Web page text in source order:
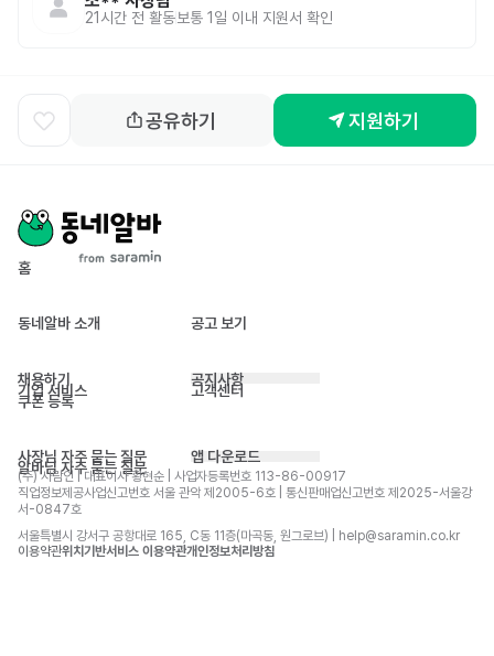
21시간 전 활동 보통 1일 이내 지원서 확인
공유하기 지원하기
홈
동네알바 소개 공고 보기
채용하기
기업 서비스
쿠폰 등록
공지사항
고객센터
사장님 자주 묻는 질문
알바님 자주 묻는 질문
앱 다운로드
(주) 사람인 | 대표이사 황현순 | 사업자등록번호 113-86-00917
직업정보제공사업신고번호 서울 관악 제2005-6호 | 통신판매업신고번호 제2025-서울강
서-0847호
서울특별시 강서구 공항대로 165, C동 11층(마곡동, 원그로브) | help@saramin.co.kr
이용약관위치기반서비스 이용약관개인정보처리방침